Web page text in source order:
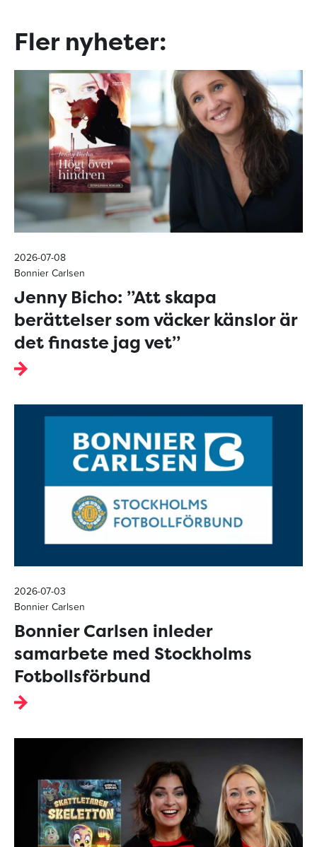
Fler nyheter:
2026-07-08
Bonnier Carlsen
Jenny Bicho: ”Att skapa
berättelser som väcker känslor är
det finaste jag vet”
2026-07-03
Bonnier Carlsen
Bonnier Carlsen inleder
samarbete med Stockholms
Fotbollsförbund